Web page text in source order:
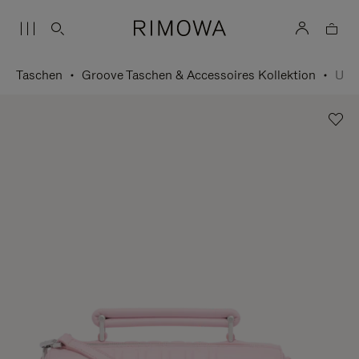
Taschen Groove Taschen & Accessoires Kollektion